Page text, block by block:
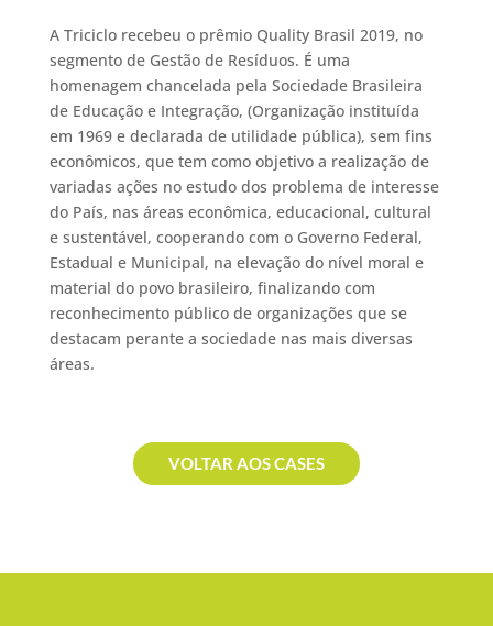
A Triciclo recebeu o prêmio Quality Brasil 2019, no
segmento de Gestão de Resíduos. É uma
homenagem chancelada pela Sociedade Brasileira
de Educação e Integração, (Organização instituída
em 1969 e declarada de utilidade pública), sem fins
econômicos, que tem como objetivo a realização de
variadas ações no estudo dos problema de interesse
do País, nas áreas econômica, educacional, cultural
e sustentável, cooperando com o Governo Federal,
Estadual e Municipal, na elevação do nível moral e
material do povo brasileiro, finalizando com
reconhecimento público de organizações que se
destacam perante a sociedade nas mais diversas
áreas.
VOLTAR AOS CASES